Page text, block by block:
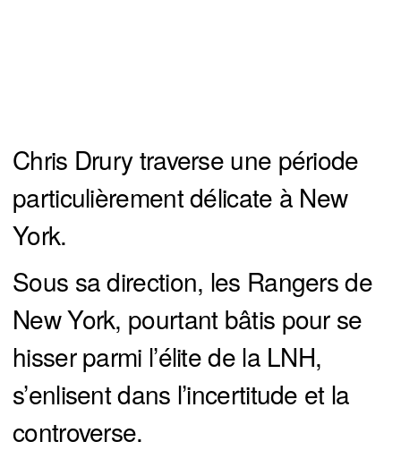
Chris Drury traverse une période
particulièrement délicate à New
York.
Sous sa direction, les Rangers de
New York, pourtant bâtis pour se
hisser parmi l’élite de la LNH,
s’enlisent dans l’incertitude et la
controverse.